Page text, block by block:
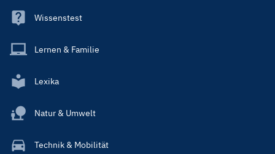
Wissenstest
Lernen & Familie
Lexika
Natur & Umwelt
Technik & Mobilität